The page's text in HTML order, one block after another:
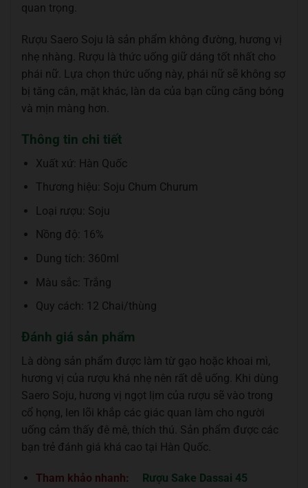
quan trọng.
Rượu Saero Soju là sản phẩm không đường, hương vị
nhẹ nhàng. Rượu là thức uống giữ dáng tốt nhất cho
phái nữ. Lựa chọn thức uống này, phái nữ sẽ không sợ
bị tăng cân, mặt khác, làn da của bạn cũng căng bóng
và mịn màng hơn.
Thông tin chi tiết
Xuất xứ: Hàn Quốc
Thương hiệu: Soju Chum Churum
Loại rượu: Soju
Nồng độ: 16%
Dung tích: 360ml
Màu sắc: Trắng
Quy cách: 12 Chai/thùng
Đánh giá sản phẩm
Là dòng sản phẩm được làm từ gạo hoặc khoai mì,
hương vị của rượu khá nhẹ nên rất dễ uống. Khi dùng
Saero Soju, hương vị ngọt lịm của rượu sẽ vào trong
cổ họng, len lõi khắp các giác quan làm cho người
uống cảm thấy đê mê, thích thú. Sản phẩm được các
bạn trẻ đánh giá khá cao tại Hàn Quốc.
Tham khảo nhanh: Rượu Sake Dassai 45